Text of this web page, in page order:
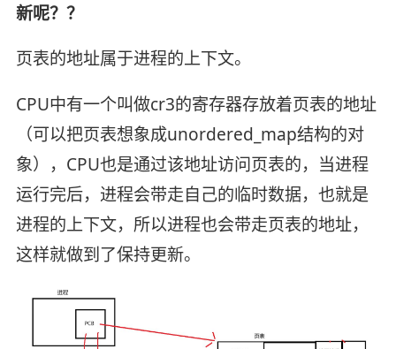
新呢？？
页表的地址属于进程的上下文。
CPU中有一个叫做cr3的寄存器存放着页表的地址
（可以把页表想象成unordered_map结构的对
象），CPU也是通过该地址访问页表的，当进程
运行完后，进程会带走自己的临时数据，也就是
进程的上下文，所以进程也会带走页表的地址，
这样就做到了保持更新。